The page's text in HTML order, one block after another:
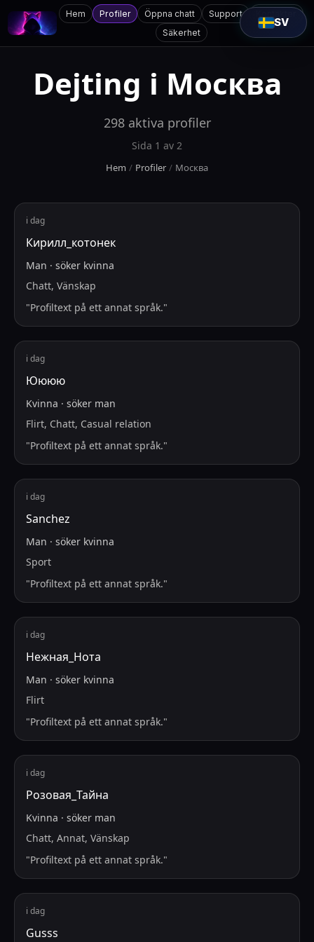
Hem Profiler Öppna chatt Support
Säkerhet
SV
Dejting i Москва
298 aktiva profiler
Sida 1 av 2
Hem / Profiler / Москва
i dag
Кирилл_котонек
Man · söker kvinna
Chatt, Vänskap
"Profiltext på ett annat språk."
i dag
Юююю
Kvinna · söker man
Flirt, Chatt, Casual relation
"Profiltext på ett annat språk."
i dag
Sanchez
Man · söker kvinna
Sport
"Profiltext på ett annat språk."
i dag
Нежная_Нота
Man · söker kvinna
Flirt
"Profiltext på ett annat språk."
i dag
Розовая_Тайна
Kvinna · söker man
Chatt, Annat, Vänskap
"Profiltext på ett annat språk."
i dag
Gusss